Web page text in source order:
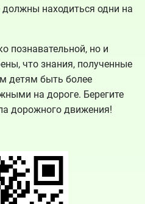
находиться одни на
познавательной, но и
что знания, полученные
детям быть более
на дороге. Берегите
дорожного движения!